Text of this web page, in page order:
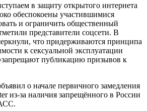
в защиту открытого интернета
обеспокоены участившимися
и ограничить общественный
представители соцсети. В
что придерживаются принципа
к сексуальной эксплуатации
публикацию призывов к
о начале первичного замедления
из-за наличия запрещённого в России